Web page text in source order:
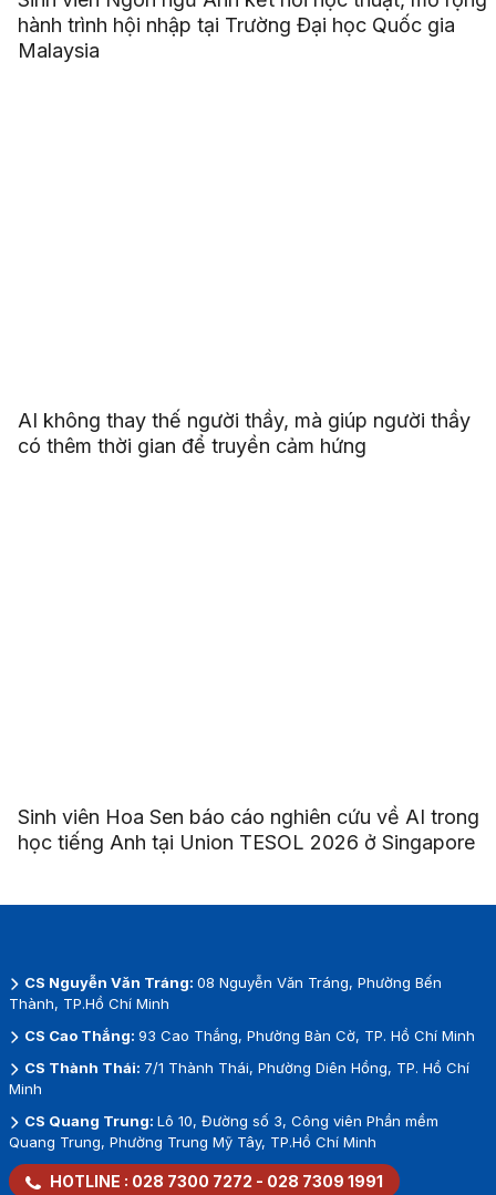
hành trình hội nhập tại Trường Đại học Quốc gia
Malaysia
AI không thay thế người thầy, mà giúp người thầy
có thêm thời gian để truyền cảm hứng
Sinh viên Hoa Sen báo cáo nghiên cứu về AI trong
học tiếng Anh tại Union TESOL 2026 ở Singapore
CS Nguyễn Văn Tráng: 08 Nguyễn Văn Tráng, Phường Bến
Thành, TP.Hồ Chí Minh
CS Cao Thắng: 93 Cao Thắng, Phường Bàn Cờ, TP. Hồ Chí Minh
CS Thành Thái: 7/1 Thành Thái, Phường Diên Hồng, TP. Hồ Chí
Minh
CS Quang Trung: Lô 10, Đường số 3, Công viên Phần mềm
Quang Trung, Phường Trung Mỹ Tây, TP.Hồ Chí Minh
HOTLINE : 028 7300 7272 - 028 7309 1991